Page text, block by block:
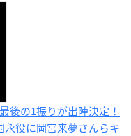
後の1振りが出陣決定！
役に岡宮来夢さんらキ